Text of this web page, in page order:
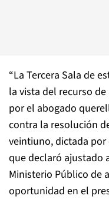
“La Tercera Sala de
la vista del recurso
por el abogado
contra la resolución
veintiuno, dictada por
que declaró ajustado
Ministerio Público de
oportunidad en el